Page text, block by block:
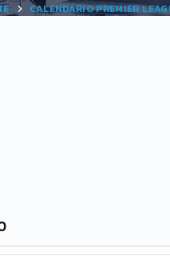
CALENDARIO PREMIER